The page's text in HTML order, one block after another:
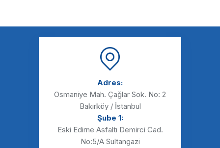
Adres:
Osmaniye Mah. Çağlar Sok. No: 2
Bakırköy / İstanbul
Şube 1:
Eski Edirne Asfaltı Demirci Cad.
No:5/A Sultangazi